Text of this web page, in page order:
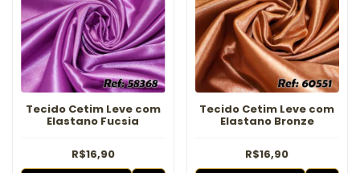
Tecido Cetim Leve com
Elastano Fucsia
R$16,90
Tecido Cetim Leve com
Elastano Bronze
R$16,90